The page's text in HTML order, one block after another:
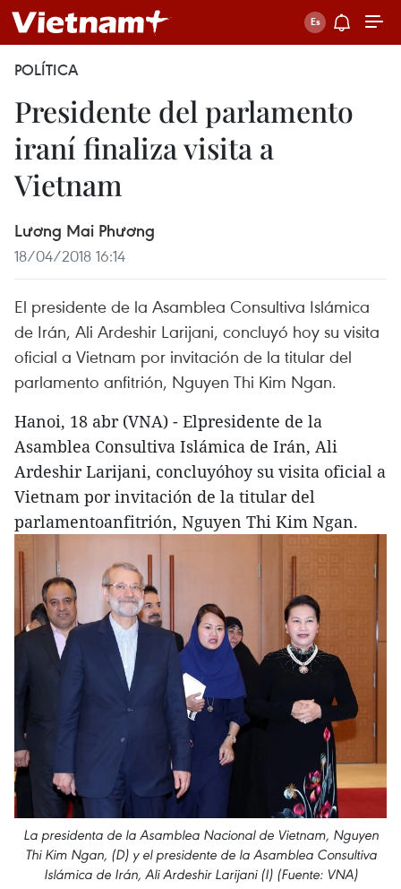
POLÍTICA
Presidente del parlamento
iraní finaliza visita a
Vietnam
Lương Mai Phương
18/04/2018 16:14
El presidente de la Asamblea Consultiva Islámica
de Irán, Ali Ardeshir Larijani, concluyó hoy su visita
oficial a Vietnam por invitación de la titular del
parlamento anfitrión, Nguyen Thi Kim Ngan.
Hanoi, 18 abr (VNA) - Elpresidente de la
Asamblea Consultiva Islámica de Irán, Ali
Ardeshir Larijani, concluyóhoy su visita oficial a
Vietnam por invitación de la titular del
parlamentoanfitrión, Nguyen Thi Kim Ngan.
La presidenta de la Asamblea Nacional de Vietnam, Nguyen
Thi Kim Ngan, (D) y el presidente de la Asamblea Consultiva
Islámica de Irán, Ali Ardeshir Larijani (I) (Fuente: VNA)